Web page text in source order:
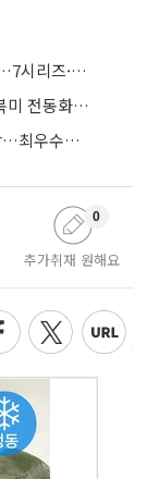
BMW코리아, 8월 온라인 한정판 3종 출시…7시리즈·X7·M340i 투어링
한온시스템, 캐나다 정부서 100억 지원…북미 전동화 시장 가속
현대차·기아, 레드닷 디자인 어워드 17관왕…최우수상 2개 수상
추가취재 원해요
0